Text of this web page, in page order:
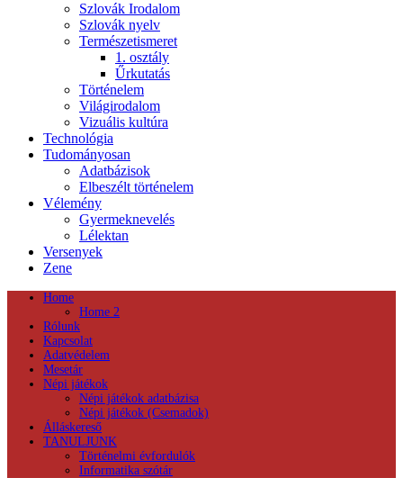
Szlovák Irodalom
Szlovák nyelv
Természetismeret
1. osztály
Űrkutatás
Történelem
Világirodalom
Vizuális kultúra
Technológia
Tudományosan
Adatbázisok
Elbeszélt történelem
Vélemény
Gyermeknevelés
Lélektan
Versenyek
Zene
Home
Home 2
Rólunk
Kapcsolat
Adatvédelem
Mesetár
Népi játékok
Népi játékok adatbázisa
Népi játékok (Csemadok)
Álláskereső
TANULJUNK
Történelmi évfordulók
Informatika szótár